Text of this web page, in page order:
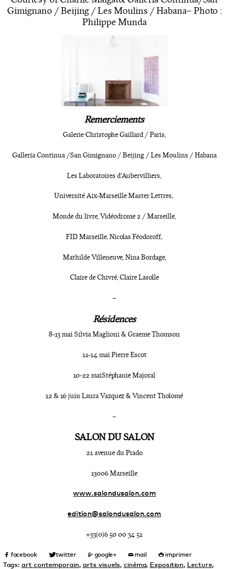
Gimignano / Beijing / Les Moulins / Habana – Photo :
Philippe Munda
Remerciements
Galerie Christophe Gaillard / Paris,
Galleria Continua /San Gimignano / Beijing / Les Moulins / Habana
Les Laboratoires d’Aubervilliers,
Université Aix-Marseille Master Lettres,
Monde du livre, Vidéodrome 2 / Marseille,
FID Marseille, Nicolas Féodoroff,
Mathilde Villeneuve, Nina Bordage,
Claire de Chivré, Claire Lasolle
–
Résidences
8-13 mai Silvia Maglioni & Graeme Thomson
11-14 mai Pierre Escot
10-22 mai Stéphanie Majoral
12 & 16 juin Laura Vazquez & Vincent Tholomé
–
SALON DU SALON
21 avenue du Prado
13006 Marseille
www.salondusalon.com
edition@salondusalon.com
+33(0)6 50 00 34 51
Tags: art contemporain, arts visuels, cinéma, Exposition, Lecture,